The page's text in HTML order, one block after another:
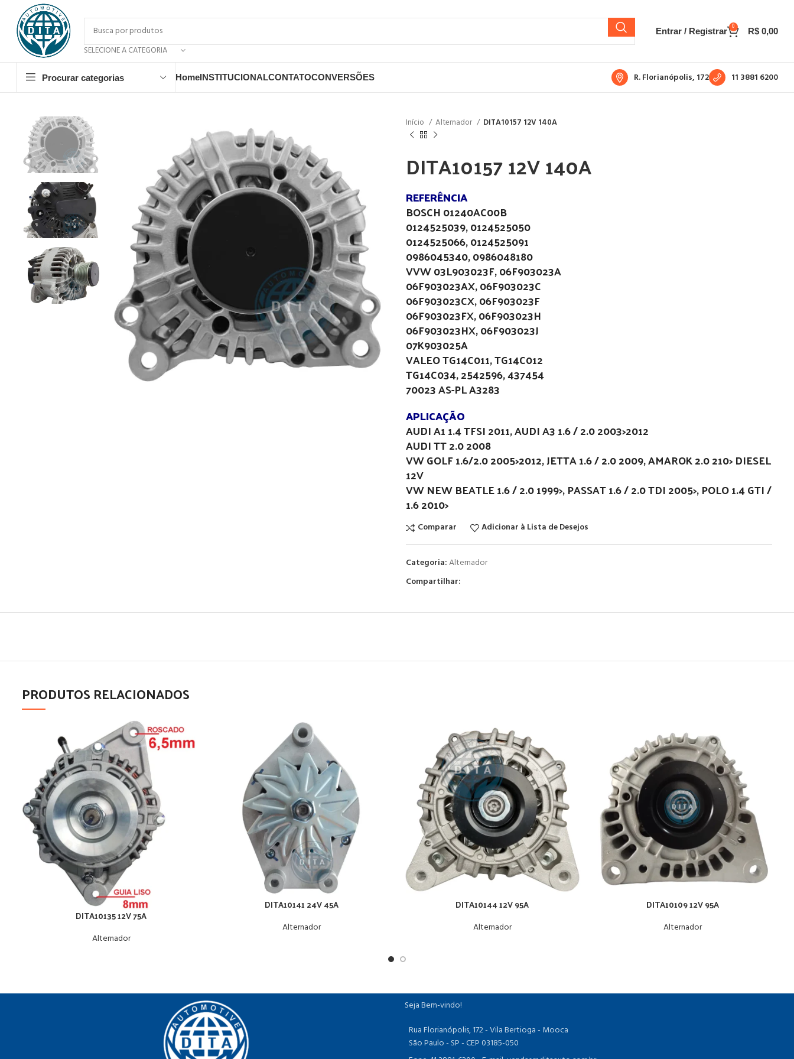
SELECIONE A CATEGORIA
Entrar / Registrar 0 R$ 0,00
Procurar categorias HomeINSTITUCIONALCONTATOCONVERSÕES R. Florianópolis, 172 11 3881 6200
Início Alternador DITA10157 12V 140A
DITA10157 12V 140A
REFERÊNCIA
BOSCH 01240AC00B
0124525039, 0124525050
0124525066, 0124525091
0986045340, 0986048180
VVW 03L903023F, 06F903023A
06F903023AX, 06F903023C
06F903023CX, 06F903023F
06F903023FX, 06F903023H
06F903023HX, 06F903023J
07K903025A
VALEO TG14C011, TG14C012
TG14C034, 2542596, 437454
70023 AS-PL A3283
APLICAÇÃO
AUDI A1 1.4 TFSI 2011, AUDI A3 1.6 / 2.0 2003>2012
AUDI TT 2.0 2008
VW GOLF 1.6/2.0 2005>2012, JETTA 1.6 / 2.0 2009, AMAROK 2.0 210> DIESEL
12V
VW NEW BEATLE 1.6 / 2.0 1999>, PASSAT 1.6 / 2.0 TDI 2005>, POLO 1.4 GTI /
1.6 2010>
Comparar Adicionar à Lista de Desejos
Categoria:Alternador
Compartilhar:
PRODUTOS RELACIONADOS
DITA10135 12V 75A
Alternador
DITA10141 24V 45A
Alternador
DITA10144 12V 95A
Alternador
DITA10109 12V 95A
Alternador
Seja Bem-vindo!
Rua Florianópolis, 172 - Vila Bertioga - Mooca
São Paulo - SP - CEP 03185-050